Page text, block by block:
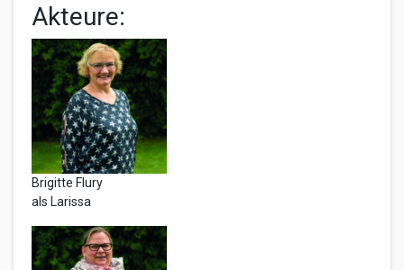
Akteure:
Brigitte Flury
als Larissa